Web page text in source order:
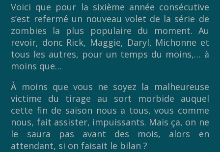
Voici que pour la sixième année consécutive
s’est refermé un nouveau volet de la série de
zombies la plus populaire du moment. Au
revoir, donc Rick, Maggie, Daryl, Michonne et
tous les autres, pour un temps du moins,… à
moins que…
À moins que vous ne soyez la malheureuse
victime du tirage au sort morbide auquel
cette fin de saison nous a tous, vous comme
nous, fait assister, impuissants. Mais ça, on ne
le saura pas avant des mois, alors en
attendant, si on faisait le bilan ?